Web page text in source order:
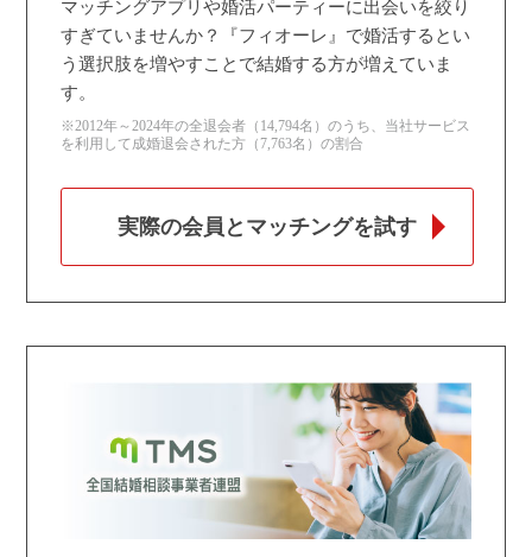
マッチングアプリや婚活パーティーに出会いを絞り
すぎていませんか？『フィオーレ』で婚活するとい
う選択肢を増やすことで結婚する方が増えていま
す。
※2012年～2024年の全退会者（14,794名）のうち、当社サービス
を利用して成婚退会された方（7,763名）の割合
実際の会員とマッチングを試す